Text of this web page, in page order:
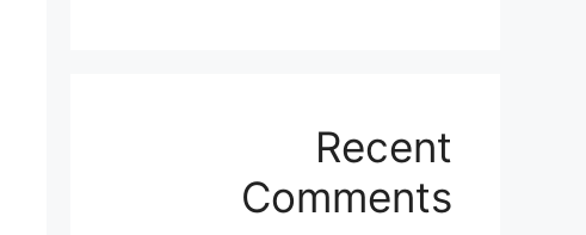
Recent
Comments